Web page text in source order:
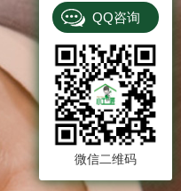
QQ咨询
微信二维码